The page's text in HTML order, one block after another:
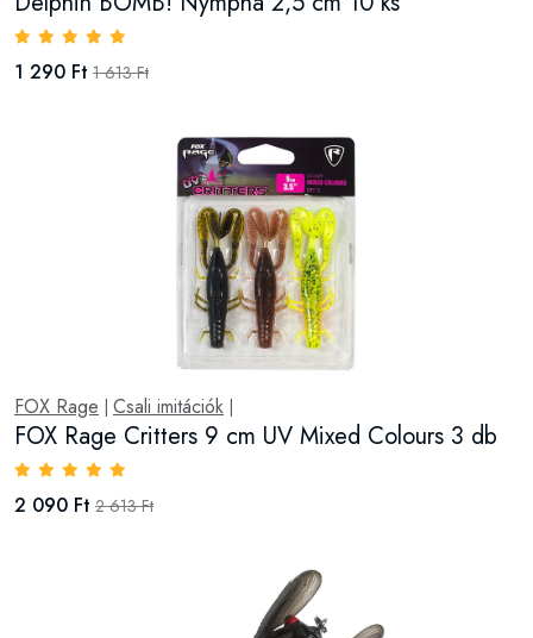
1 290 Ft 1 613 Ft
FOX Rage Csali imitációk
FOX Rage Critters 9 cm UV Mixed Colours 3 db
2 090 Ft 2 613 Ft